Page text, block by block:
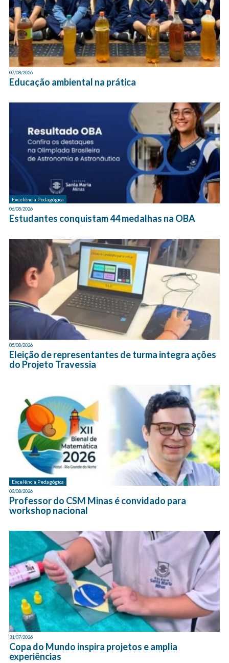
07/08/2026
Educação ambiental na prática
Excelência Pedagógica
06/08/2026
Estudantes conquistam 44 medalhas na OBA
05/08/2026
Eleição de representantes de turma integra ações
do Projeto Travessia
Excelência Pedagógica
03/08/2026
Professor do CSM Minas é convidado para
workshop nacional
31/07/2026
Copa do Mundo inspira projetos e amplia
experiências